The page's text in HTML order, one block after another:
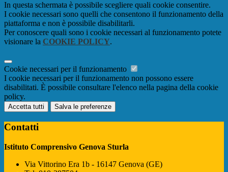
In questa schermata è possibile scegliere quali cookie consentire.
I cookie necessari sono quelli che consentono il funzionamento della
piattaforma e non è possibile disabilitarli.
Per conoscere quali sono i cookie necessari al funzionamento potete
visionare la COOKIE POLICY.
Cookie necessari per il funzionamento
I cookie necessari per il funzionamento non possono essere
disabilitati. È possibile consultare l'elenco nella pagina della cookie
policy.
Accetta tutti Salva le preferenze
Contatti
Istituto Comprensivo Genova Sturla
Via Vittorino Era 1b - 16147 Genova (GE)